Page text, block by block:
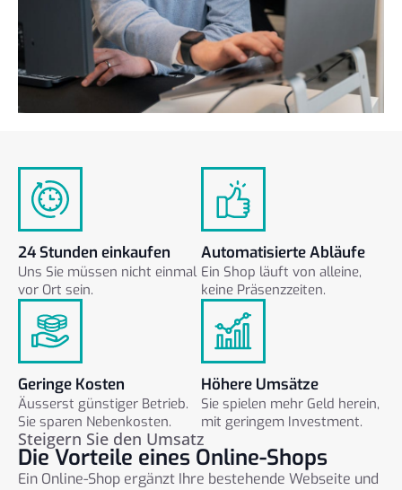
24 Stunden einkaufen
Uns Sie müssen nicht einmal
vor Ort sein.
Automatisierte Abläufe
Ein Shop läuft von alleine,
keine Präsenzzeiten.
Geringe Kosten
Äusserst günstiger Betrieb.
Sie sparen Nebenkosten.
Höhere Umsätze
Sie spielen mehr Geld herein,
mit geringem Investment.
Steigern Sie den Umsatz
Die Vorteile eines Online-Shops
Ein Online-Shop ergänzt Ihre bestehende Webseite und